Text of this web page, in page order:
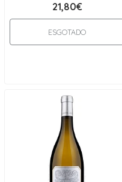
21,80€
ESGOTADO